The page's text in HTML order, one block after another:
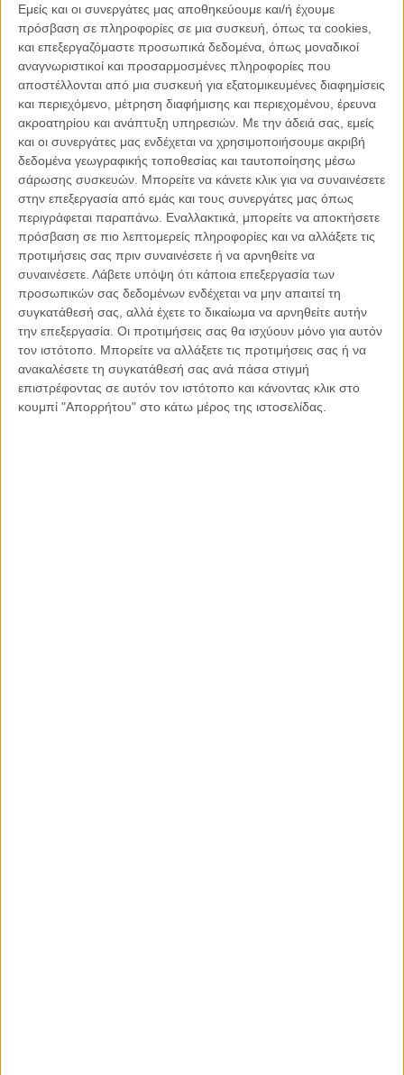
Εμείς και οι συνεργάτες μας αποθηκεύουμε και/ή έχουμε
πρόσβαση σε πληροφορίες σε μια συσκευή, όπως τα cookies,
και επεξεργαζόμαστε προσωπικά δεδομένα, όπως μοναδικοί
αναγνωριστικοί και προσαρμοσμένες πληροφορίες που
αποστέλλονται από μια συσκευή για εξατομικευμένες διαφημίσεις
και περιεχόμενο, μέτρηση διαφήμισης και περιεχομένου, έρευνα
ακροατηρίου και ανάπτυξη υπηρεσιών. Με την άδειά σας, εμείς
και οι συνεργάτες μας ενδέχεται να χρησιμοποιήσουμε ακριβή
δεδομένα γεωγραφικής τοποθεσίας και ταυτοποίησης μέσω
σάρωσης συσκευών. Μπορείτε να κάνετε κλικ για να συναινέσετε
στην επεξεργασία από εμάς και τους συνεργάτες μας όπως
περιγράφεται παραπάνω. Εναλλακτικά, μπορείτε να αποκτήσετε
πρόσβαση σε πιο λεπτομερείς πληροφορίες και να αλλάξετε τις
προτιμήσεις σας πριν συναινέσετε ή να αρνηθείτε να
συναινέσετε. Λάβετε υπόψη ότι κάποια επεξεργασία των
προσωπικών σας δεδομένων ενδέχεται να μην απαιτεί τη
συγκατάθεσή σας, αλλά έχετε το δικαίωμα να αρνηθείτε αυτήν
την επεξεργασία. Οι προτιμήσεις σας θα ισχύουν μόνο για αυτόν
τον ιστότοπο. Μπορείτε να αλλάξετε τις προτιμήσεις σας ή να
ανακαλέσετε τη συγκατάθεσή σας ανά πάσα στιγμή
επιστρέφοντας σε αυτόν τον ιστότοπο και κάνοντας κλικ στο
κουμπί "Απορρήτου" στο κάτω μέρος της ιστοσελίδας.
Απαγορεύονται τα κινητά Αλέξανδρε ακούστηκε μια φωνή …
Και του το πήρε .
Έτσι έπρεπε.
Τα κινητά απαγορεύονται.
Δεν μετανιώνω που αθέτησα τον κανόνα όμως .
Τον βοήθησε τόσο, αυτή η επαφή .
Κι εμένα μου χάρισα λίγα ακόμη μηνύματα του ,πολύτιμο
θησαυρό…
Δεν πειράζει που ήμουν πονηρούλα μαμά όπως είπε …
Γιατί έκτοτε το κινητό μου δεν ξαναχτύπησε πότε